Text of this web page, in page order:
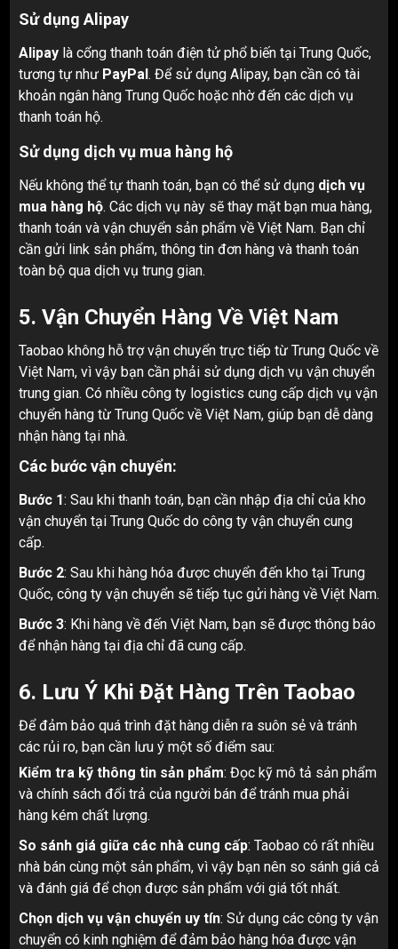
Sử dụng Alipay
Alipay là cổng thanh toán điện tử phổ biến tại Trung Quốc,
tương tự như PayPal. Để sử dụng Alipay, bạn cần có tài
khoản ngân hàng Trung Quốc hoặc nhờ đến các dịch vụ
thanh toán hộ.
Sử dụng dịch vụ mua hàng hộ
Nếu không thể tự thanh toán, bạn có thể sử dụng dịch vụ
mua hàng hộ. Các dịch vụ này sẽ thay mặt bạn mua hàng,
thanh toán và vận chuyển sản phẩm về Việt Nam. Bạn chỉ
cần gửi link sản phẩm, thông tin đơn hàng và thanh toán
toàn bộ qua dịch vụ trung gian.
5. Vận Chuyển Hàng Về Việt Nam
Taobao không hỗ trợ vận chuyển trực tiếp từ Trung Quốc về
Việt Nam, vì vậy bạn cần phải sử dụng dịch vụ vận chuyển
trung gian. Có nhiều công ty logistics cung cấp dịch vụ vận
chuyển hàng từ Trung Quốc về Việt Nam, giúp bạn dễ dàng
nhận hàng tại nhà.
Các bước vận chuyển:
Bước 1: Sau khi thanh toán, bạn cần nhập địa chỉ của kho
vận chuyển tại Trung Quốc do công ty vận chuyển cung
cấp.
Bước 2: Sau khi hàng hóa được chuyển đến kho tại Trung
Quốc, công ty vận chuyển sẽ tiếp tục gửi hàng về Việt Nam.
Bước 3: Khi hàng về đến Việt Nam, bạn sẽ được thông báo
để nhận hàng tại địa chỉ đã cung cấp.
6. Lưu Ý Khi Đặt Hàng Trên Taobao
Để đảm bảo quá trình đặt hàng diễn ra suôn sẻ và tránh
các rủi ro, bạn cần lưu ý một số điểm sau:
Kiểm tra kỹ thông tin sản phẩm: Đọc kỹ mô tả sản phẩm
và chính sách đổi trả của người bán để tránh mua phải
hàng kém chất lượng.
So sánh giá giữa các nhà cung cấp: Taobao có rất nhiều
nhà bán cùng một sản phẩm, vì vậy bạn nên so sánh giá cả
và đánh giá để chọn được sản phẩm với giá tốt nhất.
Chọn dịch vụ vận chuyển uy tín: Sử dụng các công ty vận
chuyển có kinh nghiệm để đảm bảo hàng hóa được vận